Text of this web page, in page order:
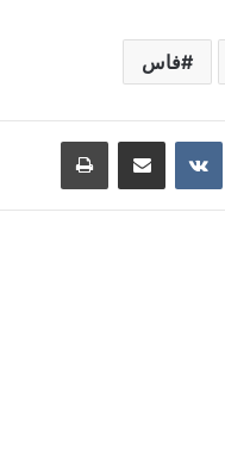
فاس
مشاركة عبر البريد طباعة